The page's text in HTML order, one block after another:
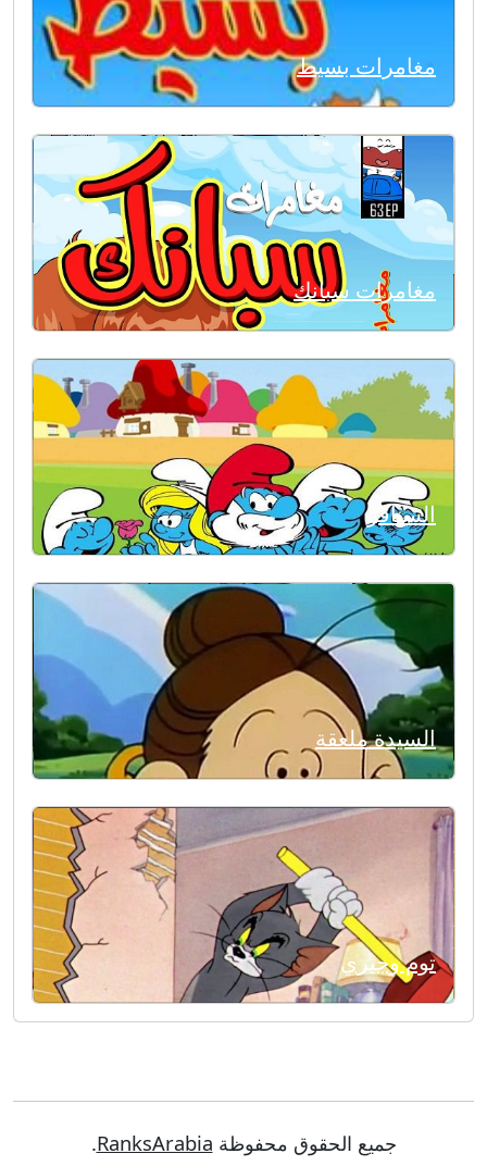
مغامرات بسيط
مغامرات سبانك
السنافر
السيدة ملعقة
توم وجيري
جميع الحقوق محفوظة RanksArabia
.